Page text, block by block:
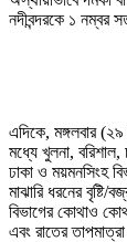
নদীবন্দরকে ১ নম্বর
এদিকে, মঙ্গলবার (২৯
মধ্যে খুলনা, বরিশাল,
ঢাকা ও ময়মনসিংহ
মাঝারি ধরনের বৃষ্টি/
বিভাগের কোথাও
এবং রাতের